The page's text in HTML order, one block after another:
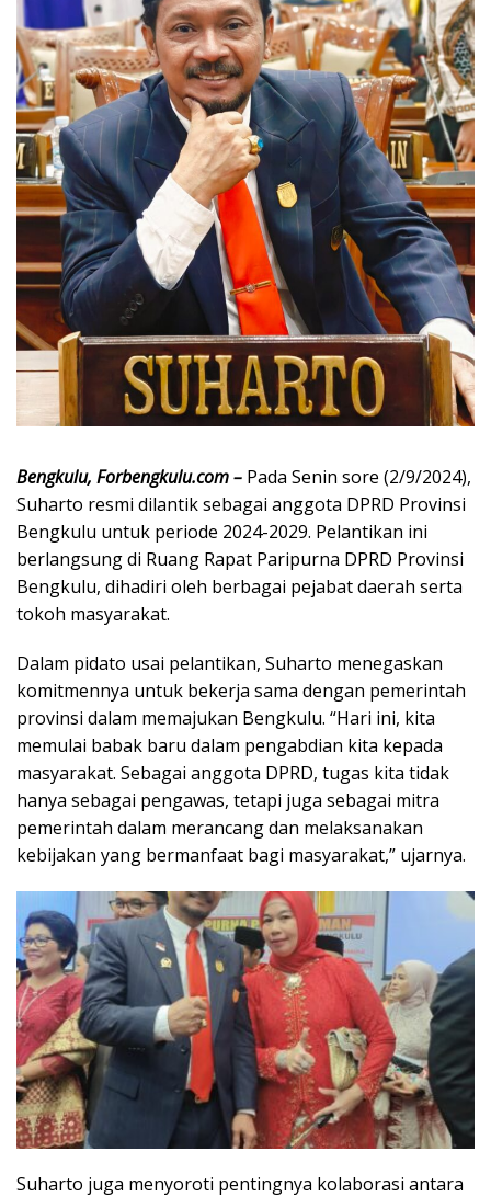
Bengkulu, Forbengkulu.com – Pada Senin sore (2/9/2024),
Suharto resmi dilantik sebagai anggota DPRD Provinsi
Bengkulu untuk periode 2024-2029. Pelantikan ini
berlangsung di Ruang Rapat Paripurna DPRD Provinsi
Bengkulu, dihadiri oleh berbagai pejabat daerah serta
tokoh masyarakat.
Dalam pidato usai pelantikan, Suharto menegaskan
komitmennya untuk bekerja sama dengan pemerintah
provinsi dalam memajukan Bengkulu. “Hari ini, kita
memulai babak baru dalam pengabdian kita kepada
masyarakat. Sebagai anggota DPRD, tugas kita tidak
hanya sebagai pengawas, tetapi juga sebagai mitra
pemerintah dalam merancang dan melaksanakan
kebijakan yang bermanfaat bagi masyarakat,” ujarnya.
Suharto juga menyoroti pentingnya kolaborasi antara